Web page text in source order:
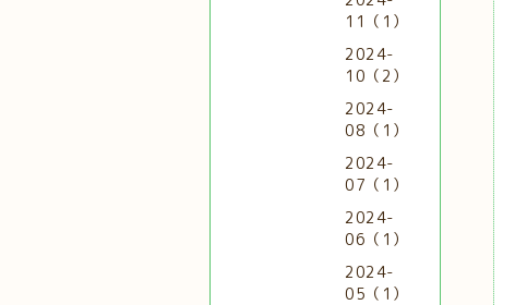
11（1）
2024-
10（2）
2024-
08（1）
2024-
07（1）
2024-
06（1）
2024-
05（1）